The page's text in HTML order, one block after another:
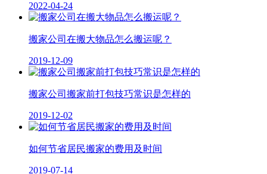
2022-04-24
搬家公司在搬大物品怎么搬运呢？
2019-12-09
搬家公司搬家前打包技巧常识是怎样的
2019-12-02
如何节省居民搬家的费用及时间
2019-07-14